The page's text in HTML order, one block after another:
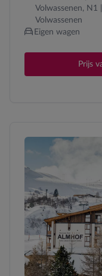
Volwassenen, N1
Volwassenen
Eigen wagen
Prijs